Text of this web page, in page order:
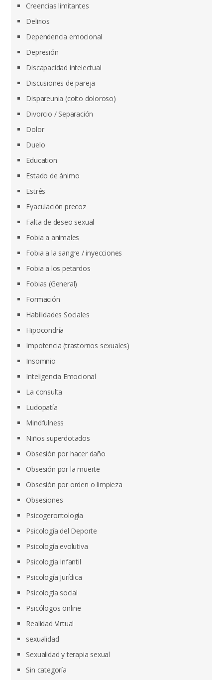
Creencias limitantes
Delirios
Dependencia emocional
Depresión
Discapacidad intelectual
Discusiones de pareja
Dispareunia (coito doloroso)
Divorcio / Separación
Dolor
Duelo
Education
Estado de ánimo
Estrés
Eyaculación precoz
Falta de deseo sexual
Fobia a animales
Fobia a la sangre / inyecciones
Fobia a los petardos
Fobias (General)
Formación
Habilidades Sociales
Hipocondría
Impotencia (trastornos sexuales)
Insomnio
Inteligencia Emocional
La consulta
Ludopatía
Mindfulness
Niños superdotados
Obsesión por hacer daño
Obsesión por la muerte
Obsesión por orden o limpieza
Obsesiones
Psicogerontología
Psicología del Deporte
Psicología evolutiva
Psicologia Infantil
Psicología Jurídica
Psicología social
Psicólogos online
Realidad Virtual
sexualidad
Sexualidad y terapia sexual
Sin categoría